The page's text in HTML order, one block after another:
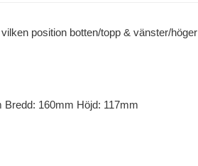
position botten/topp & vänster/höger
Bredd: 160mm Höjd: 117mm